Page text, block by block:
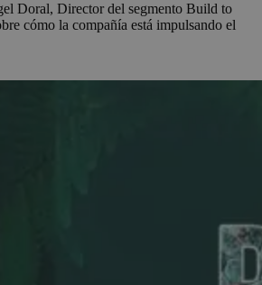
Doral, Director del segmento Build to
cómo la compañía está impulsando el